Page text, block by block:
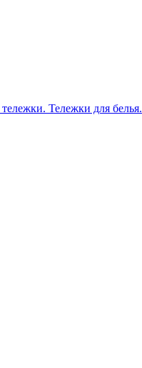
Тележки для белья.